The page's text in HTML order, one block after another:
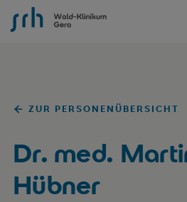
SRH Wald-Klinikum Gera
ZUR PERSONENÜBERSICHT
Dr. med.
Hübner